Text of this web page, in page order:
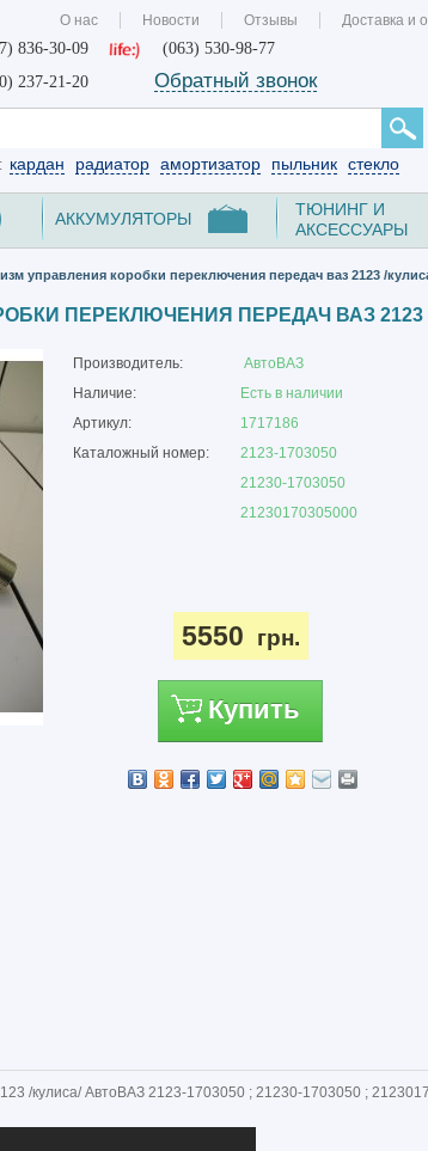
О нас Новости Отзывы Доставка и
836-30-09
(063) 530-98-77
237-21-20
Обратный звонок
кардан радиатор амортизатор пыльник стекло
АККУМУЛЯТОРЫ
ТЮНИНГ И
АКСЕССУАРЫ
управления коробки переключения передач ваз 2123 /
ПЕРЕКЛЮЧЕНИЯ ПЕРЕДАЧ ВАЗ 2123
Производитель:
АвтоВАЗ
Наличие:
Есть в наличии
Артикул:
1717186
Каталожный номер:
2123-1703050
21230-1703050
21230170305000
5550 грн.
Купить
/кулиса/ АвтоВАЗ 2123-1703050 ; 21230-1703050 ;